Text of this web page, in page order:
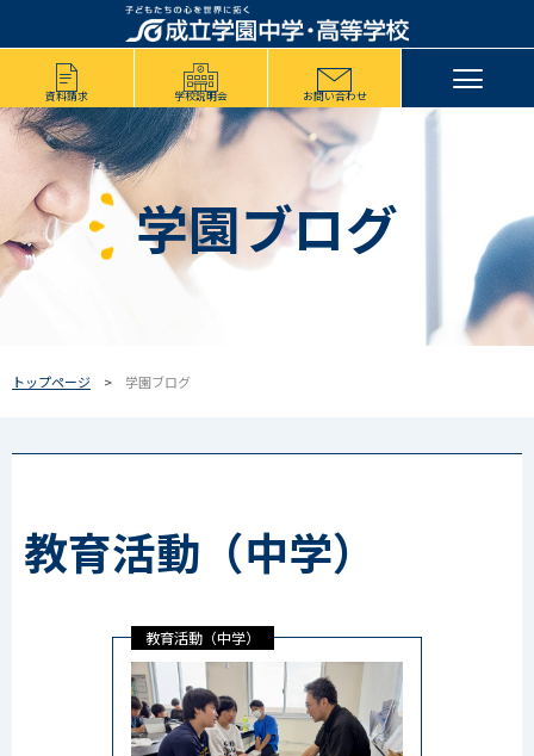
資料請求 学校説明会 お問い合わせ
学園ブログ
トップページ 学園ブログ
教育活動（中学）
教育活動（中学）